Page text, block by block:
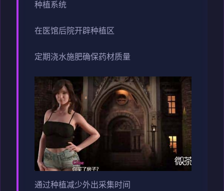
种植系统
在医馆后院开辟种植区
定期浇水施肥确保药材质量
通过种植减少外出采集时间